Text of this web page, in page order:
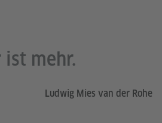
ist mehr.
Ludwig Mies van der Rohe